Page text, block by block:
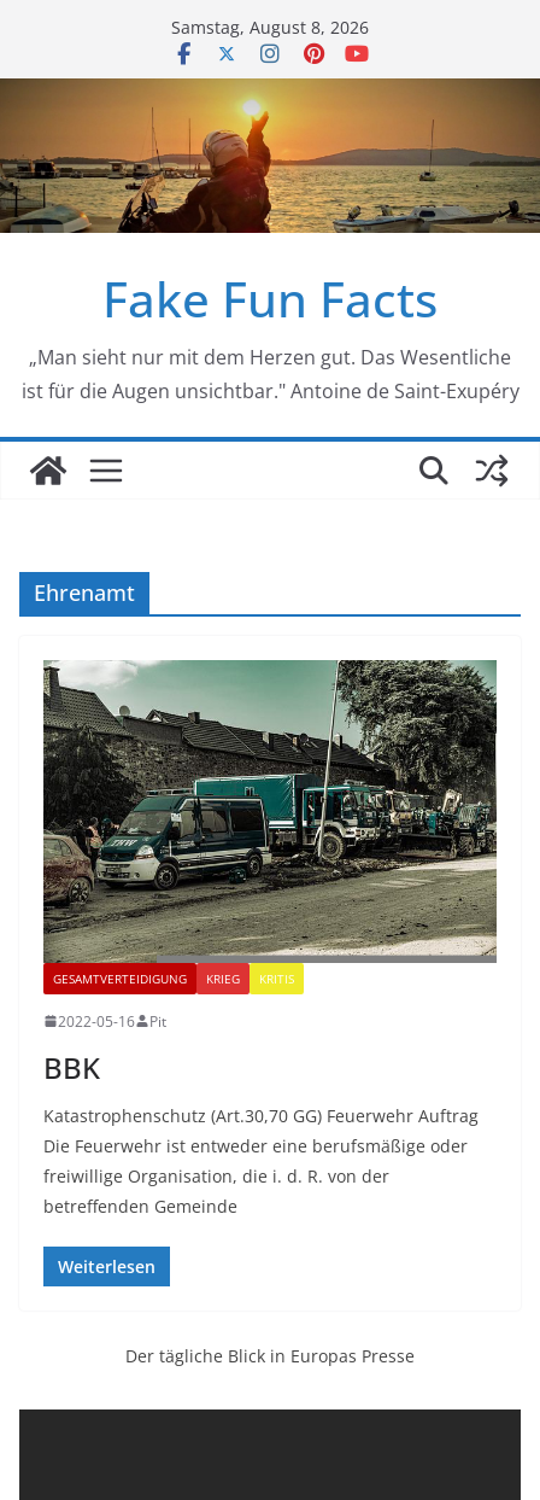
springen
Samstag, August 8, 2026
Fake Fun Facts
„Man sieht nur mit dem Herzen gut. Das Wesentliche
ist für die Augen unsichtbar." Antoine de Saint-Exupéry
Ehrenamt
GESAMTVERTEIDIGUNG KRIEG KRITIS
2022-05-16 Pit
BBK
Katastrophenschutz (Art.30,70 GG) Feuerwehr Auftrag
Die Feuerwehr ist entweder eine berufsmäßige oder
freiwillige Organisation, die i. d. R. von der
betreffenden Gemeinde
Weiterlesen
Der tägliche Blick in Europas Presse